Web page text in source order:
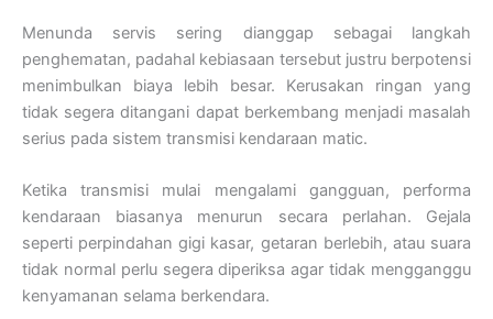
Menunda servis sering dianggap sebagai langkah
penghematan, padahal kebiasaan tersebut justru berpotensi
menimbulkan biaya lebih besar. Kerusakan ringan yang
tidak segera ditangani dapat berkembang menjadi masalah
serius pada sistem transmisi kendaraan matic.
Ketika transmisi mulai mengalami gangguan, performa
kendaraan biasanya menurun secara perlahan. Gejala
seperti perpindahan gigi kasar, getaran berlebih, atau suara
tidak normal perlu segera diperiksa agar tidak mengganggu
kenyamanan selama berkendara.